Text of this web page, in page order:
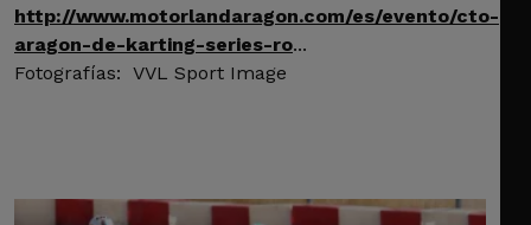
http://www.motorlandaragon.com/es/evento/cto-
aragon-de-karting-series-ro...
Fotografías: VVL Sport Image